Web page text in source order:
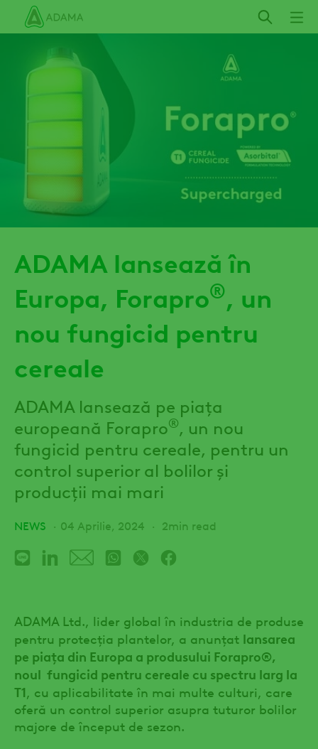
Mergi
principal
ADAMA lansează în
Europa, Forapro®, un
nou fungicid pentru
cereale
ADAMA lansează pe piața
europeană Forapro®, un nou
fungicid pentru cereale, pentru un
control superior al bolilor și
producții mai mari
NEWS 04 Aprilie, 2024 2min read
ADAMA Ltd., lider global în industria de produse
pentru protecția plantelor, a anunțat lansarea
pe piața din Europa a produsului Forapro®,
noul fungicid pentru cereale cu spectru larg la
T1 , cu aplicabilitate în mai multe culturi, care
oferă un control superior asupra tuturor bolilor
majore de început de sezon.